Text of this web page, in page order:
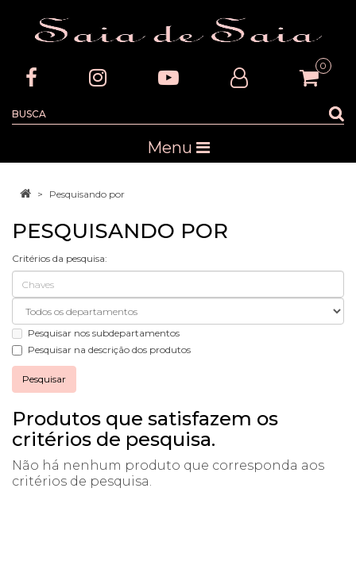
0
Menu
Pesquisando por
PESQUISANDO POR
Critérios da pesquisa:
Pesquisar nos subdepartamentos
Pesquisar na descrição dos produtos
Produtos que satisfazem os
critérios de pesquisa.
Não há nenhum produto que corresponda aos
critérios de pesquisa.